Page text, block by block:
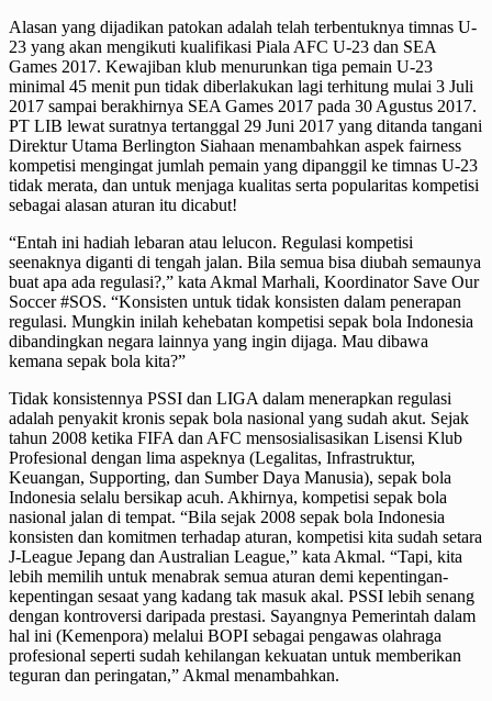
Alasan yang dijadikan patokan adalah telah terbentuknya timnas U-
23 yang akan mengikuti kualifikasi Piala AFC U-23 dan SEA
Games 2017. Kewajiban klub menurunkan tiga pemain U-23
minimal 45 menit pun tidak diberlakukan lagi terhitung mulai 3 Juli
2017 sampai berakhirnya SEA Games 2017 pada 30 Agustus 2017.
PT LIB lewat suratnya tertanggal 29 Juni 2017 yang ditanda tangani
Direktur Utama Berlington Siahaan menambahkan aspek fairness
kompetisi mengingat jumlah pemain yang dipanggil ke timnas U-23
tidak merata, dan untuk menjaga kualitas serta popularitas kompetisi
sebagai alasan aturan itu dicabut!
“Entah ini hadiah lebaran atau lelucon. Regulasi kompetisi
seenaknya diganti di tengah jalan. Bila semua bisa diubah semaunya
buat apa ada regulasi?,” kata Akmal Marhali, Koordinator Save Our
Soccer #SOS. “Konsisten untuk tidak konsisten dalam penerapan
regulasi. Mungkin inilah kehebatan kompetisi sepak bola Indonesia
dibandingkan negara lainnya yang ingin dijaga. Mau dibawa
kemana sepak bola kita?”
Tidak konsistennya PSSI dan LIGA dalam menerapkan regulasi
adalah penyakit kronis sepak bola nasional yang sudah akut. Sejak
tahun 2008 ketika FIFA dan AFC mensosialisasikan Lisensi Klub
Profesional dengan lima aspeknya (Legalitas, Infrastruktur,
Keuangan, Supporting, dan Sumber Daya Manusia), sepak bola
Indonesia selalu bersikap acuh. Akhirnya, kompetisi sepak bola
nasional jalan di tempat. “Bila sejak 2008 sepak bola Indonesia
konsisten dan komitmen terhadap aturan, kompetisi kita sudah setara
J-League Jepang dan Australian League,” kata Akmal. “Tapi, kita
lebih memilih untuk menabrak semua aturan demi kepentingan-
kepentingan sesaat yang kadang tak masuk akal. PSSI lebih senang
dengan kontroversi daripada prestasi. Sayangnya Pemerintah dalam
hal ini (Kemenpora) melalui BOPI sebagai pengawas olahraga
profesional seperti sudah kehilangan kekuatan untuk memberikan
teguran dan peringatan,” Akmal menambahkan.